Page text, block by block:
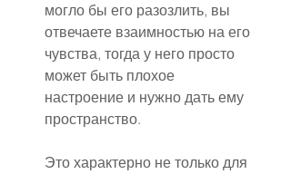
могло бы его разозлить, вы
отвечаете взаимностью на его
чувства, тогда у него просто
может быть плохое
настроение и нужно дать ему
пространство.
Это характерно не только для